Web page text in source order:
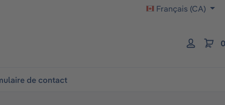
Français (CA)
de contact